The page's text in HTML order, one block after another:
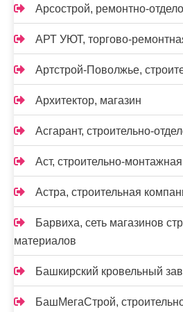
Арсострой, ремонтно-
АРТ УЮТ, торгово-
Артстрой-Поволжье,
Архитектор, магазин
Асгарант, строительно-
Аст, строительно-
Астра, строительная
Барвиха, сеть магазинов
материалов
Башкирский кровельный
БашМегаСтрой,